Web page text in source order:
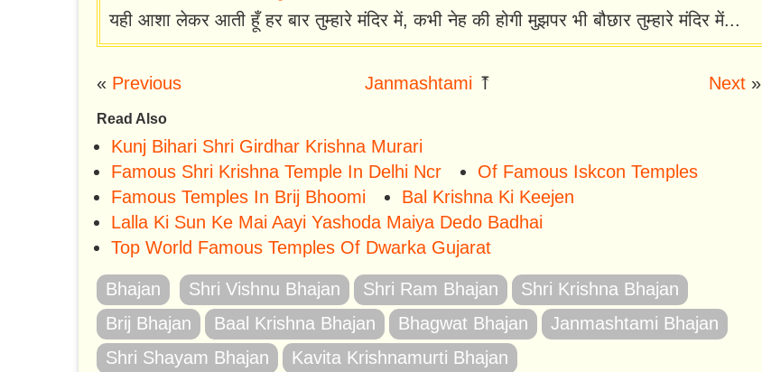
यही आशा लेकर आती हूँ हर बार तुम्हारे मंदिर में, कभी नेह की होगी मुझपर भी बौछार तुम्हारे मंदिर में...
« Previous Janmashtami ⤒ Next»
Read Also
Kunj Bihari Shri Girdhar Krishna Murari
Famous Shri Krishna Temple In Delhi Ncr
Of Famous Iskcon Temples
Famous Temples In Brij Bhoomi
Bal Krishna Ki Keejen
Lalla Ki Sun Ke Mai Aayi Yashoda Maiya Dedo Badhai
Top World Famous Temples Of Dwarka Gujarat
Bhajan Shri Vishnu Bhajan Shri Ram Bhajan
Shri Krishna Bhajan
Brij Bhajan
Baal Krishna Bhajan Bhagwat Bhajan
Janmashtami Bhajan
Shri Shayam Bhajan
Kavita Krishnamurti Bhajan